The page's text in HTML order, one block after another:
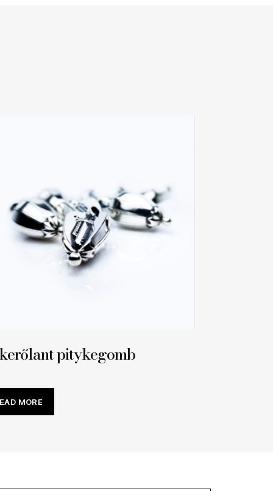
pitykegomb
MORE